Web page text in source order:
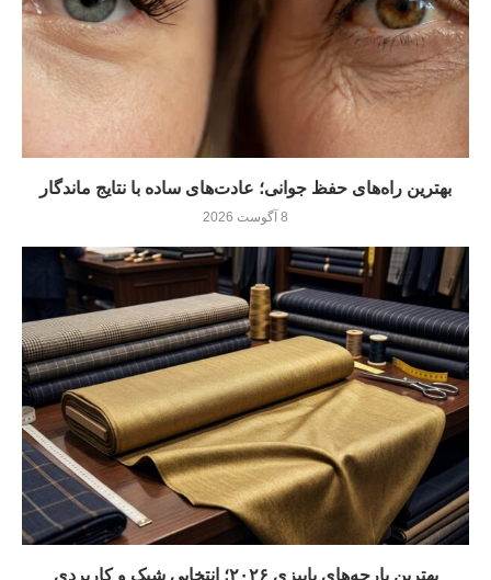
بهترین راه‌های حفظ جوانی؛ عادت‌های ساده با نتایج ماندگار
8 آگوست 2026
بهترین پارچه‌های پاییزی ۲۰۲۶؛ انتخابی شیک و کاربردی